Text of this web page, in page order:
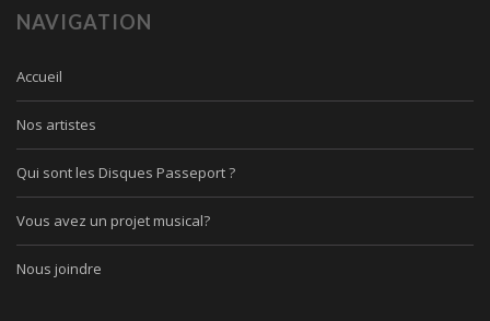
NAVIGATION
Accueil
Nos artistes
Qui sont les Disques Passeport ?
Vous avez un projet musical?
Nous joindre